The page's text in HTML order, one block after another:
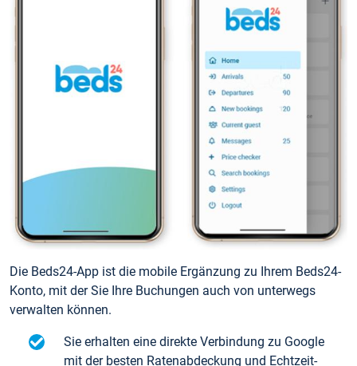
Die Beds24-App ist die mobile Ergänzung zu Ihrem Beds24-
Konto, mit der Sie Ihre Buchungen auch von unterwegs
verwalten können.
Sie erhalten eine direkte Verbindung zu Google
mit der besten Ratenabdeckung und Echtzeit-